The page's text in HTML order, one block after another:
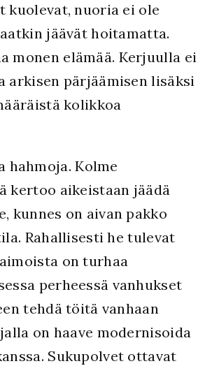
kuolevat, nuoria ei ole
jäävät hoitamatta.
monen elämää. Kerjuulla ei
arkisen pärjäämisen lisäksi
kolikkoa
hahmoja. Kolme
kertoo aikeistaan jäädä
kunnes on aivan pakko
Rahallisesti he tulevat
on turhaa
perheessä vanhukset
tehdä töitä vanhaan
on haave modernisoida
Sukupolvet ottavat